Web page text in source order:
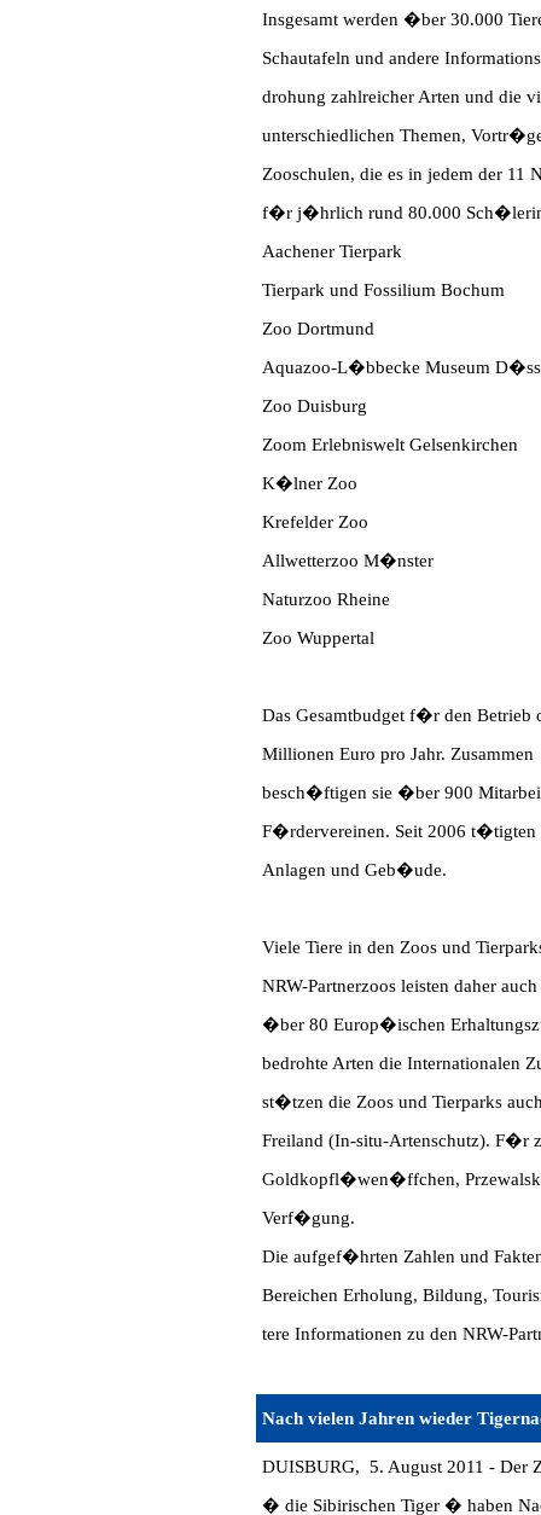
Insgesamt werden �ber 30.000
Schautafeln und andere
drohung zahlreicher Arten und die
unterschiedlichen Themen,
Zooschulen, die es in jedem der 11
f�r j�hrlich rund 80.000
Aachener Tierpark
Tierpark und Fossilium Bochum
Zoo Dortmund
Aquazoo-L�bbecke Museum
Zoo Duisburg
Zoom Erlebniswelt Gelsenkirchen
K�lner Zoo
Krefelder Zoo
Allwetterzoo M�nster
Naturzoo Rheine
Zoo Wuppertal
Das Gesamtbudget f�r den
Millionen Euro pro Jahr. Zusammen
besch�ftigen sie �ber 900
F�rdervereinen. Seit 2006 t�tigten
Anlagen und Geb�ude.
Viele Tiere in den Zoos und
NRW-Partnerzoos leisten daher
�ber 80 Europ�ischen
bedrohte Arten die Internationalen
st�tzen die Zoos und Tierparks
Freiland (In-situ-Artenschutz). F�r
Goldkopfl�wen�ffchen,
Verf�gung.
Die aufgef�hrten Zahlen und
Bereichen Erholung, Bildung,
tere Informationen zu den NRW-
Nach vielen Jahren wieder
DUISBURG, 5. August 2011 - Der
� die Sibirischen Tiger � haben